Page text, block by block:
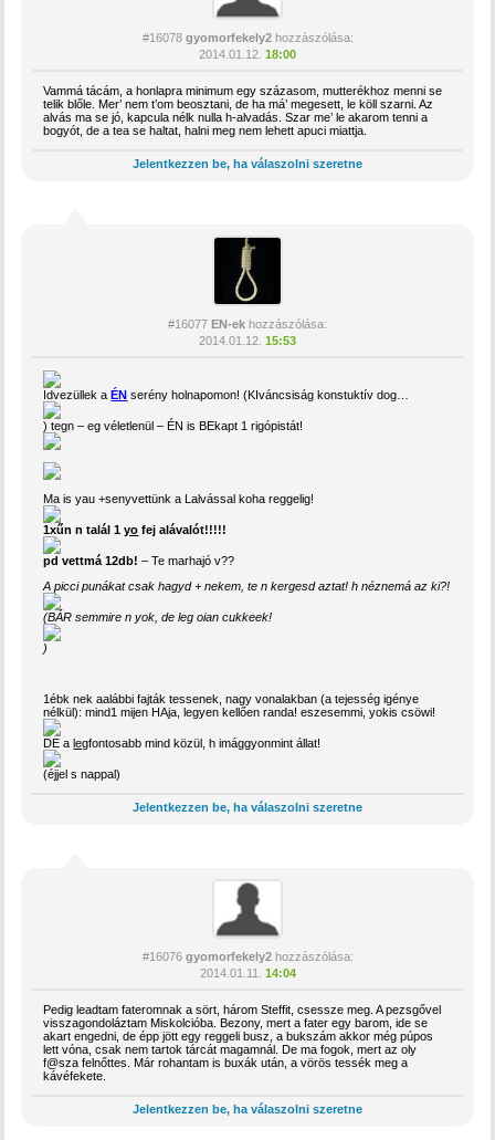
#16078 gyomorfekely2hozzászólása:
2014.01.12. 18:00
Vammá tácám, a honlapra minimum egy százasom, mutterékhoz menni se
telik blőle. Mer’ nem t’om beosztani, de ha má’ megesett, le köll szarni. Az
alvás ma se jó, kapcula nélk nulla h-alvadás. Szar me’ le akarom tenni a
bogyót, de a tea se haltat, halni meg nem lehett apuci miattja.
Jelentkezzen be, ha válaszolni szeretne
#16077 EN-ek hozzászólása:
2014.01.12. 15:53
Idvezüllek a ÉN serény holnapomon! (KIváncsiság konstuktív dog…
) tegn – eg véletlenül – ÉN is BEkapt 1 rigópistát!
Ma is yau +senyvettünk a Lalvással koha reggelig!
1xűn n talál 1yo fej alávalót!!!!!
pd vettmá 12db! – Te marhajó v??
A picci punákat csak hagyd + nekem, te n kergesd aztat! h néznemá az ki?!
(BÁR semmire n yok, de leg oian cukkeek!
)
1ébk nek aalábbi fajták tessenek, nagy vonalakban (a tejesség igénye
nélkül): mind1 mijen HAja, legyen kellően randa! eszesemmi, yokis csöwi!
DE a legfontosabb mind közül, h imággyonmint állat!
(éjjel s nappal)
Jelentkezzen be, ha válaszolni szeretne
#16076 gyomorfekely2hozzászólása:
2014.01.11.
14:04
Pedig leadtam fateromnak a sört, három Steffit, csessze meg. A pezsgővel
visszagondoláztam Miskolcióba. Bezony, mert a fater egy barom, ide se
akart engedni, de épp jött egy reggeli busz, a bukszám akkor még púpos
lett vóna, csak nem tartok tárcát magamnál. De ma fogok, mert az oly
f@sza felnőttes. Már rohantam is buxák után, a vörös tessék meg a
kávéfekete.
Jelentkezzen be, ha válaszolni szeretne